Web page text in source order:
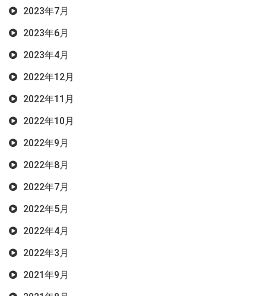
2023年7月
2023年6月
2023年4月
2022年12月
2022年11月
2022年10月
2022年9月
2022年8月
2022年7月
2022年5月
2022年4月
2022年3月
2021年9月